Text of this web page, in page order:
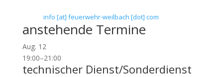
info [at] feuerwehr-weilbach [dot] com
anstehende Termine
Aug. 12
19:00–21:00
technischer Dienst/Sonderdienst